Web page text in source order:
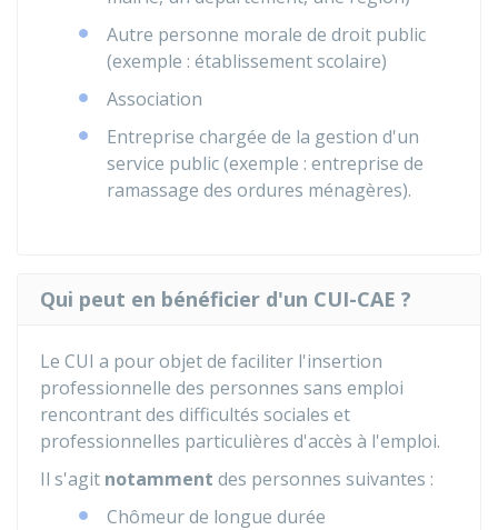
Autre personne morale de droit public
(exemple : établissement scolaire)
Association
Entreprise chargée de la gestion d'un
service public (exemple : entreprise de
ramassage des ordures ménagères).
Qui peut en bénéficier d'un CUI-CAE ?
Le CUI a pour objet de faciliter l'insertion
professionnelle des personnes sans emploi
rencontrant des difficultés sociales et
professionnelles particulières d'accès à l'emploi.
Il s'agit notamment des personnes suivantes :
Chômeur de longue durée